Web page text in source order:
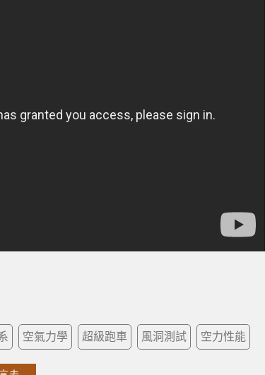
空氣力學 超級跑車 風洞測試 空力性能